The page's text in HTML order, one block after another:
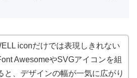
iconだけでは表現しきれない
AwesomeやSVGアイコンを組
と、デザインの幅が一気に広がり